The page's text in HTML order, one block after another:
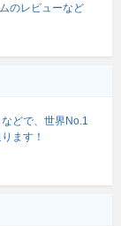
のレビューなど
どで、世界No.1
ます！